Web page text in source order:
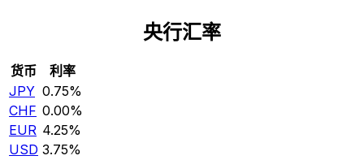
央行汇率
货币
利率
JPY 0.75%
CHF 0.00%
EUR 4.25%
USD 3.75%